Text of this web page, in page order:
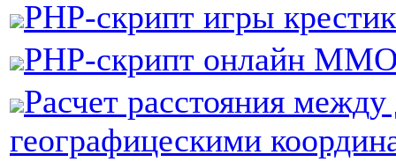
PHP-скрипт игры
PHP-скрипт онлайн
Расчет расстояния
географицескими